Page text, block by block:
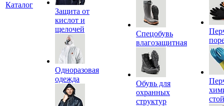
Каталог
Защита от
кислот и
щелочей
Одноразовая
одежда
Спецобувь
влагозащитная
Обувь для
охранных
структур